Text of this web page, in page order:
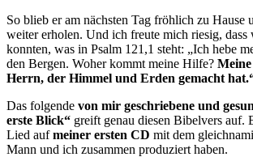
So blieb er am nächsten Tag fröhlich zu Hause
weiter erholen. Und ich freute mich riesig, dass
konnten, was in Psalm 121,1 steht: „Ich hebe
den Bergen. Woher kommt meine Hilfe?
Herrn, der Himmel und Erden gemacht
Das folgende von mir geschriebene und
erste Blick“ greift genau diesen Bibelvers auf.
Lied aufmeiner ersten CD mit dem
Mann und ich zusammen produziert haben.